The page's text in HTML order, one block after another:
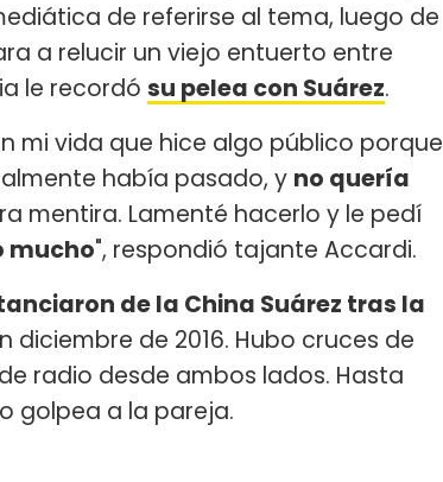
de referirse al tema, luego de
a relucir un viejo entuerto entre
le recordó su pelea con Suárez.
mi vida que hice algo público porque
había pasado, y no quería
mentira. Lamenté hacerlo y le pedí
mucho", respondió tajante Accardi.
de la China Suárez tras la
diciembre de 2016. Hubo cruces de
radio desde ambos lados. Hasta
golpea a la pareja.